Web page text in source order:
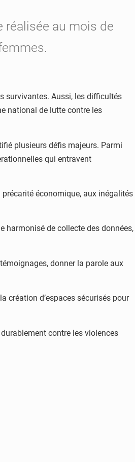
réalisée au mois de
survivantes. Aussi, les difficultés
national de lutte contre les
plusieurs défis majeurs. Parmi
qui entravent
économique, aux inégalités
harmonisé de collecte des données,
donner la parole aux
création d’espaces sécurisés pour
contre les violences